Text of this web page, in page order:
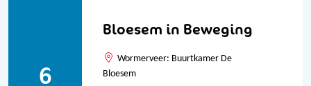
Bloesem in Beweging
6
Wormerveer: Buurtkamer De
Bloesem